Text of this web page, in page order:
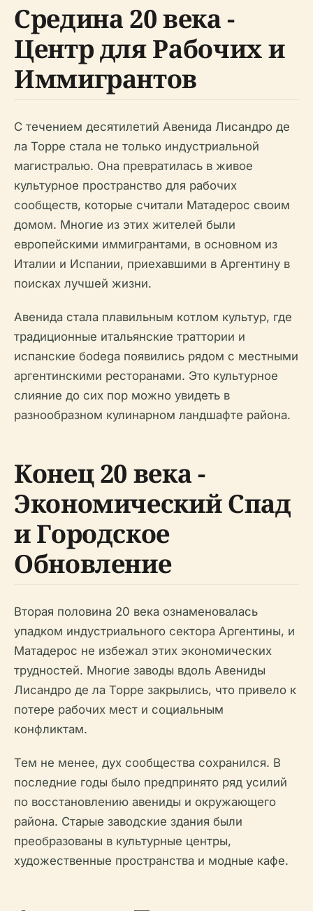
Средина 20 века -
Центр для Рабочих и
Иммигрантов
С течением десятилетий Авенидa Лисандро де
ла Торре стала не только индустриальной
магистралью. Она превратилась в живое
культурное пространство для рабочих
сообществ, которые считали Матадерос своим
домом. Многие из этих жителей были
европейскими иммигрантами, в основном из
Италии и Испании, приехавшими в Аргентину в
поисках лучшей жизни.
Авенидa стала плавильным котлом культур, где
традиционные итальянские траттории и
испанские бodega появились рядом с местными
аргентинскими ресторанами. Это культурное
слияние до сих пор можно увидеть в
разнообразном кулинарном ландшафте района.
Конец 20 века -
Экономический Спад
и Городское
Обновление
Вторая половина 20 века ознаменовалась
упадком индустриального сектора Аргентины, и
Матадерос не избежал этих экономических
трудностей. Многие заводы вдоль Авениды
Лисандро де ла Торре закрылись, что привело к
потере рабочих мест и социальным
конфликтам.
Тем не менее, дух сообщества сохранился. В
последние годы было предпринято ряд усилий
по восстановлению авениды и окружающего
района. Старые заводские здания были
преобразованы в культурные центры,
художественные пространства и модные кафе.